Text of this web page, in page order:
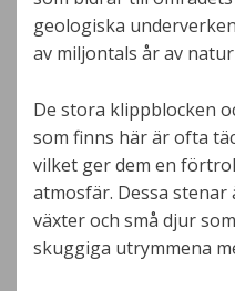
geologiska
av miljontals år av
De stora klippblocken
som finns här är ofta
vilket ger dem en
atmosfär. Dessa
växter och små djur
skuggiga utrymmena